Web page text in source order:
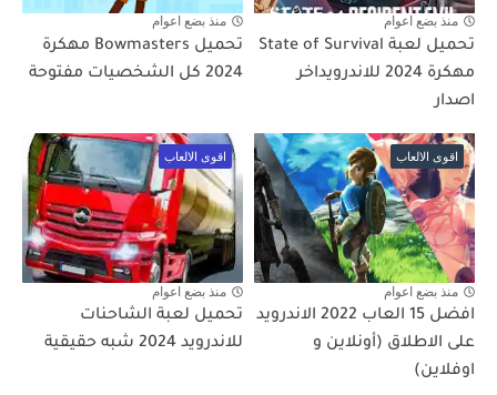
منذ بضع اعوام
تحميل لعبة State of Survival
مهكرة 2024 للاندرويداخر
اصدار
منذ بضع اعوام
تحميل Bowmasters مهكرة
2024 كل الشخصيات مفتوحة
اقوى الالعاب
منذ بضع اعوام
افضل 15 العاب 2022 الاندرويد
على الاطلاق (أونلاين و
اوفلاين)
اقوى الالعاب
منذ بضع اعوام
تحميل لعبة الشاحنات
للاندرويد 2024 شبه حقيقية